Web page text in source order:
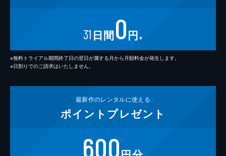
31 日間0円 ※
※無料トライアル期間終了日の翌日が属する月から月額料金が発生します。
※日割りでのご請求はいたしません。
最新作のレンタルに使える
ポイント プレゼント
600